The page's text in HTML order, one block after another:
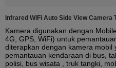
Infrared WiFi Auto Side View Camera
Kamera digunakan dengan
4G, GPS, WiFi) untuk
diterapkan dengan kamera mobil
pemantauan kendaraan di bus,
polisi, bus wisata , truk tangki,